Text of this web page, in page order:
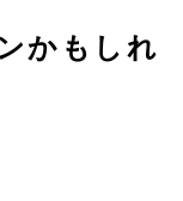
かもしれ